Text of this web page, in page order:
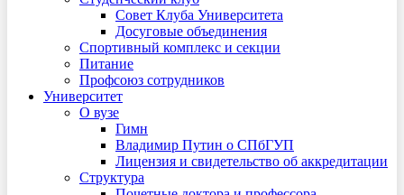
Совет Клуба Университета
Досуговые объединения
Спортивный комплекс и секции
Питание
Профсоюз сотрудников
Университет
О вузе
Гимн
Владимир Путин о СПбГУП
Лицензия и свидетельство об аккредитации
Структура